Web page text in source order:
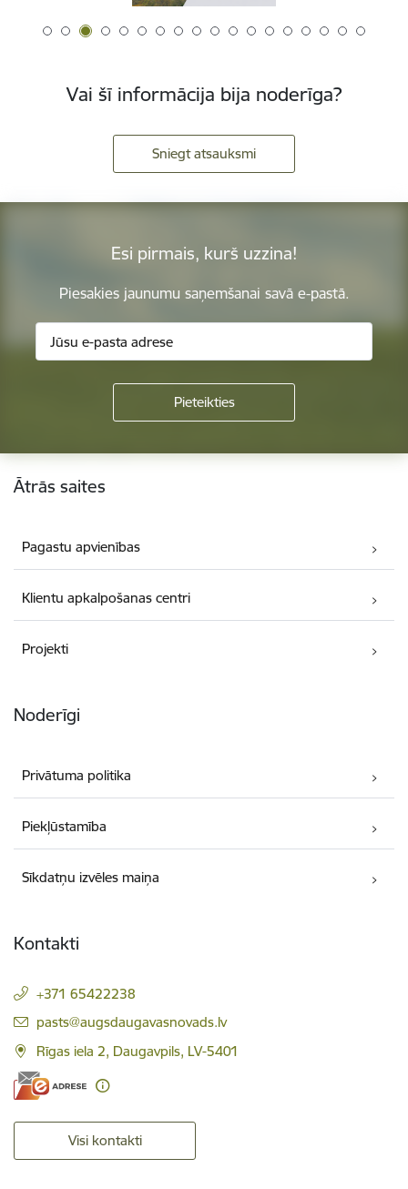
Vai šī informācija bija noderīga?
Sniegt atsauksmi
Esi pirmais, kurš uzzina!
Piesakies jaunumu saņemšanai savā e-pastā.
Kājene
Ātrās saites
Pagastu apvienības
Klientu apkalpošanas centri
Projekti
Noderīgi
Privātuma politika
Piekļūstamība
Sīkdatņu izvēles maiņa
Kontakti
+371 65422238
E-pasts:
pasts@augsdaugavasnovads.lv
Rīgas iela 2, Daugavpils, LV-5401
Visi kontakti